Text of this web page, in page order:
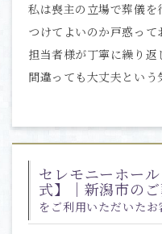
私は喪主の立場で葬儀
つけてよいのか戸惑っ
担当者様が丁寧に繰り返
間違っても大丈夫という
セレモニーホー
式】｜新潟市の
をご利用いただいた